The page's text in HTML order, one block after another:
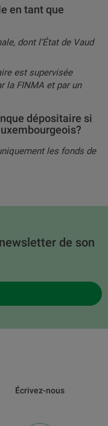
en tant que
dont l’État de Vaud
est supervisée
la FINMA et par un
dépositaire si
les fonds de
de son
Écrivez-nous